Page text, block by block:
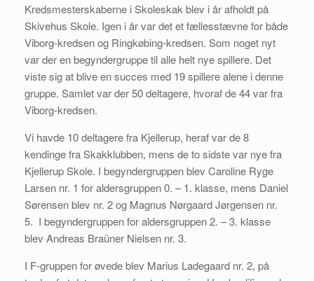
Kredsmesterskaberne i Skoleskak blev i år afholdt på
Skivehus Skole. Igen i år var det et fællesstævne for både
Viborg-kredsen og Ringkøbing-kredsen. Som noget nyt
var der en begyndergruppe til alle helt nye spillere. Det
viste sig at blive en succes med 19 spillere alene i denne
gruppe. Samlet var der 50 deltagere, hvoraf de 44 var fra
Viborg-kredsen.
Vi havde 10 deltagere fra Kjellerup, heraf var de 8
kendinge fra Skakklubben, mens de to sidste var nye fra
Kjellerup Skole. I begyndergruppen blev Caroline Ryge
Larsen nr. 1 for aldersgruppen 0. – 1. klasse, mens Daniel
Sørensen blev nr. 2 og Magnus Nørgaard Jørgensen nr.
5. I begyndergruppen for aldersgruppen 2. – 3. klasse
blev Andreas Braüner Nielsen nr. 3.
I F-gruppen for øvede blev Marius Ladegaard nr. 2, på